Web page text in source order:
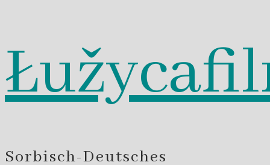
Zum
Inhalt
springen
Sorbisch-Deutsches